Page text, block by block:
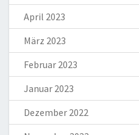
April 2023
März 2023
Februar 2023
Januar 2023
Dezember 2022